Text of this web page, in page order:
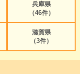
兵庫県
（46件）
滋賀県
（3件）